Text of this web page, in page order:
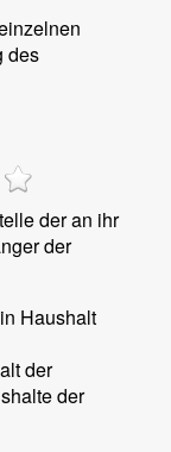
des
der an ihr
der
Haushalt
der
der